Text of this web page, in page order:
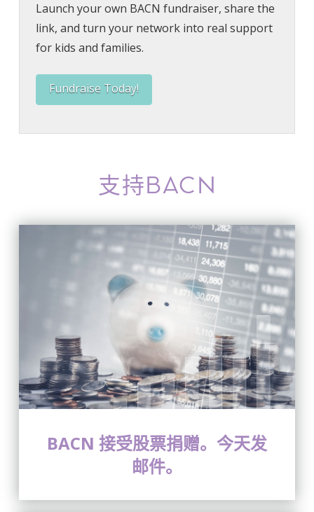
Launch your own BACN fundraiser, share the
link, and turn your network into real support
for kids and families.
Fundraise Today!
支持BACN
BACN 接受股票捐赠。今天发
邮件。